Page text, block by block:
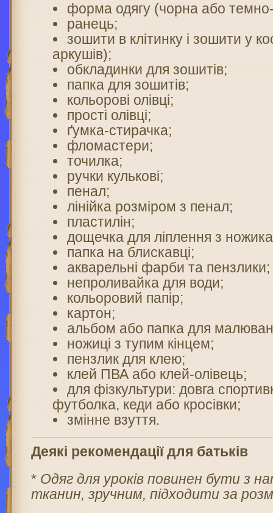
форма одягу (чорна або
ранець;
зошити в клітинку і зошити у
аркушів);
обкладинки для зошитів;
папка для зошитів;
кольорові олівці;
прості олівці;
ґумка-стирачка;
фломастери;
точилка;
ручки кулькові;
пенал;
лінійка розміром з пенал;
пластилін;
дощечка для ліплення з
папка на блискавці;
акварельні фарби та пензлики;
непроливайка для води;
кольоровий папір;
картон;
альбом або папка для
ножиці з тупим кінцем;
пензлик для клею;
клей ПВА або клей-олівець;
для фізкультури: довга
футболка, кеди або кросівки;
змінне взуття.​
Деякі рекомендації для батьків
* Одяг для уроків повинен бути з
тканин, зручним, підходити за